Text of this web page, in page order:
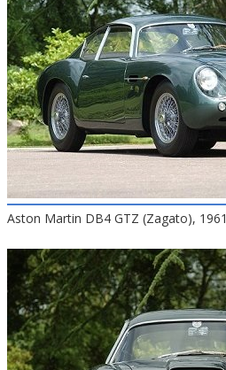
Aston Martin DB4 GTZ (Zagato), 1961